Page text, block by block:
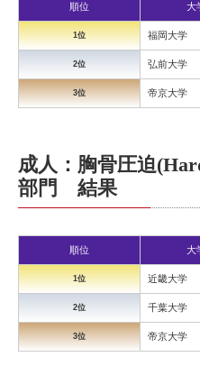
順位 大
1位 福岡大学
2位 弘前大学
3位 帝京大学
成人：胸骨圧迫
部門 結果
順位 大
1位 近畿大学
2位 千葉大学
3位 帝京大学